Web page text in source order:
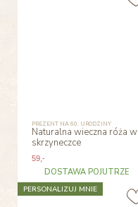
PREZENT NA 60. URODZINY
Naturalna wieczna róża w
skrzyneczce
59,-
DOSTAWA POJUTRZE
PERSONALIZUJ MNIE